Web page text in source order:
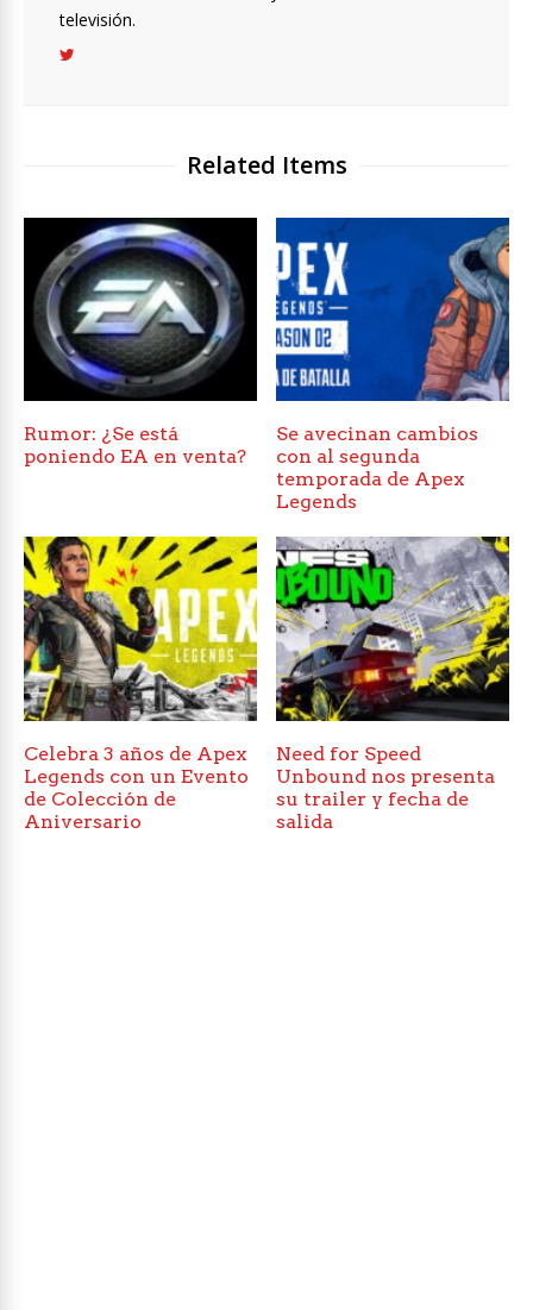
televisión.
Related Items
Rumor: ¿Se está
poniendo EA en venta?
Se avecinan cambios
con al segunda
temporada de Apex
Legends
Celebra 3 años de Apex
Legends con un Evento
de Colección de
Aniversario
Need for Speed
Unbound nos presenta
su trailer y fecha de
salida